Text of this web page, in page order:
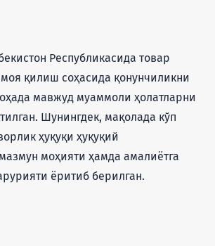
Республикасида товар
қилиш соҳасида қонунчиликни
мавжуд муаммоли ҳолатларни
Шунингдек, мақолада кўп
ҳуқуқи ҳуқуқий
моҳияти ҳамда амалиётга
ёритиб берилган.